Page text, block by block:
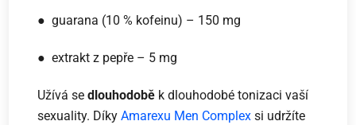
● guarana (10 % kofeinu) – 150 mg
● extrakt z pepře – 5 mg
Užívá sedlouhodobě k dlouhodobé tonizaci vaší
sexuality. DíkyAmarexu Men Complex si udržíte